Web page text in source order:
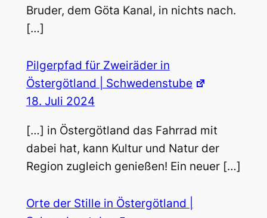
Bruder, dem Göta Kanal, in nichts nach.
[…]
Pilgerpfad für Zweiräder in
Östergötland | Schwedenstube
18. Juli 2024
[…] in Östergötland das Fahrrad mit
dabei hat, kann Kultur und Natur der
Region zugleich genießen! Ein neuer […]
Orte der Stille in Östergötland |